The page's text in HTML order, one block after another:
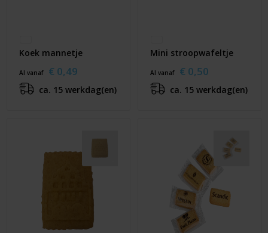
Koek mannetje
Al vanaf € 0,49
ca. 15 werkdag(en)
Mini stroopwafeltje
Al vanaf € 0,50
ca. 15 werkdag(en)